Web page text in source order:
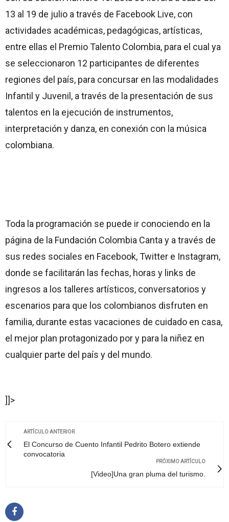
13 al 19 de julio a través de Facebook Live, con
actividades académicas, pedagógicas, artísticas,
entre ellas el Premio Talento Colombia, para el cual ya
se seleccionaron 12 participantes de diferentes
regiones del país, para concursar en las modalidades
Infantil y Juvenil, a través de la presentación de sus
talentos en la ejecución de instrumentos,
interpretación y danza, en conexión con la música
colombiana.
Toda la programación se puede ir conociendo en la
página de la Fundación Colombia Canta y a través de
sus redes sociales en Facebook, Twitter e Instagram,
donde se facilitarán las fechas, horas y links de
ingresos a los talleres artísticos, conversatorios y
escenarios para que los colombianos disfruten en
familia, durante estas vacaciones de cuidado en casa,
el mejor plan protagonizado por y para la niñez en
cualquier parte del país y del mundo.
]]>
ARTÍCULO ANTERIOR
El Concurso de Cuento Infantil Pedrito Botero extiende
convocatoria
PRÓXIMO ARTÍCULO
[Video]Una gran pluma del turismo.